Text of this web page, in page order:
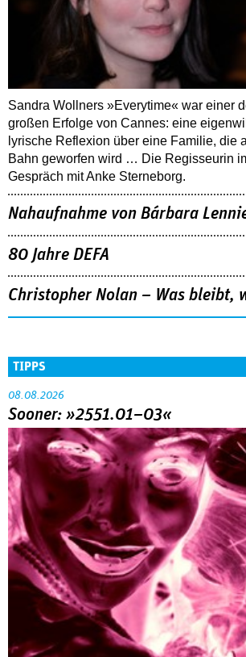
Sandra Wollners »Everytime« war einer
großen Erfolge von Cannes: eine
lyrische Reflexion über eine ­Familie, die
Bahn geworfen wird … Die Regisseurin
Gespräch mit Anke Sterneborg.
Nahaufnahme von Bárbara
80 Jahre DEFA
Christopher Nolan – Was bleibt,
TIPPS
08.08.2026
Sooner: »2551.01–03«